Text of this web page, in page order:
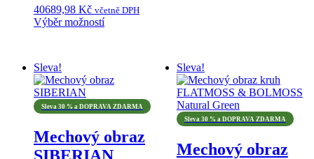
40689,98 Kč včetně DPH
Výběr možností
více
variant.
Možnosti
lze
na
stránce
Sleva!
Sleva 30 % a DOPRAVA ZDARMA
Mechový obraz
Sleva!
Sleva 30 % a DOPRAVA ZDARMA
Mechový obraz